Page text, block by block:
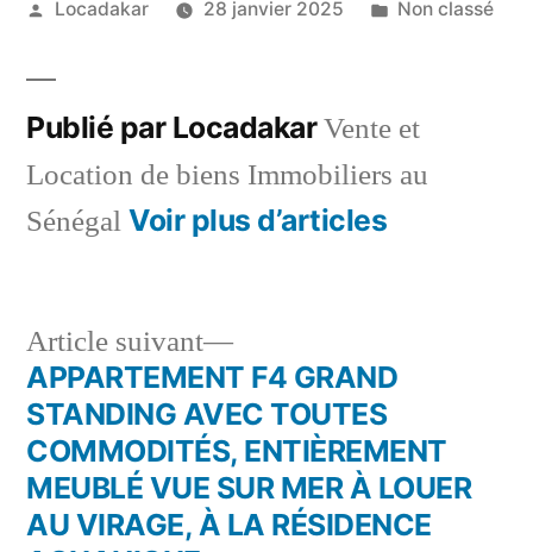
Publié
Locadakar 28 janvier 2025
Publié
Non classé
Publié par LocadakarVente et
Location de biens Immobiliers au
Sénégal Voir plus d’articles
Navigation
de
l’article
Article suivant
Article
suivant :
APPARTEMENT F4 GRAND
STANDING AVEC TOUTES
COMMODITÉS, ENTIÈREMENT
MEUBLÉ VUE SUR MER À LOUER
AU VIRAGE, À LA RÉSIDENCE